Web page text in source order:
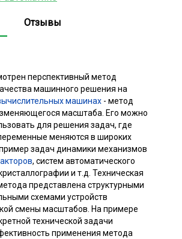
Отзывы
перспективный метод
машинного решения на
машинах - метод
масштаба. Его можно
для решения задач, где
меняются в широких
задач динамики механизмов
, систем автоматического
и т.д. Техническая
представлена структурными
схемами устройств
смены масштабов. На примере
технической задачи
применения метода